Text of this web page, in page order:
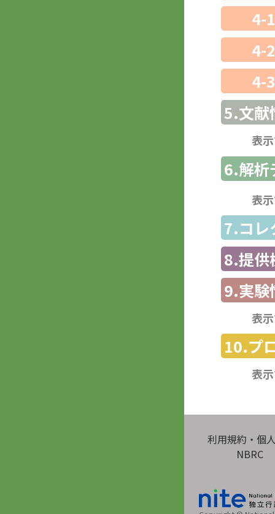
4-
4-
4-
5.文献
表
6.解析
表
7.コレ
8.提供
9.実験
表
10.プ
表
利用規約・個
NBRC